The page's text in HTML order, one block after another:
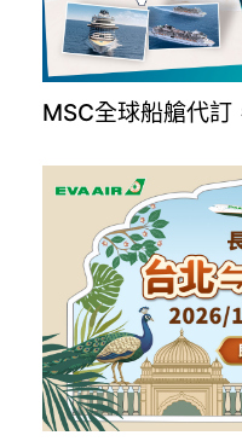
MSC全球船艙代訂